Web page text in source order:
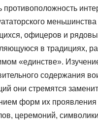
противоположность
меньшинства
офицеров и
в традициях,
«единстве».
содержания
они стремятся
форм их
церемоний,